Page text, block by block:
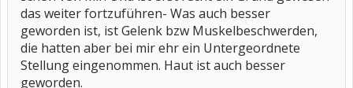
das weiter fortzuführen- Was auch besser
geworden ist, ist Gelenk bzw Muskelbeschwerden,
die hatten aber bei mir ehr ein Untergeordnete
Stellung eingenommen. Haut ist auch besser
geworden.